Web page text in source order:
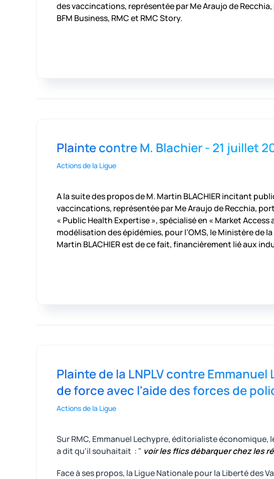
des vaccincations, représentée par Me Araujo de
BFM Business, RMC et RMC Story.
Plainte contre M. Blachier - 21 juillet
Actions de la Ligue
A la suite des propos de M. Martin BLACHIER incitant
vaccincations, représentée par Me Araujo de Recchia,
« Public Health Expertise », spécialisé en « Market
modélisation des épidémies, pour l’OMS, le Ministère
Martin BLACHIER est de ce fait, financièrement lié aux
Plainte de la LNPLV contre
de force avec l'aide des forces de
Actions de la Ligue
Sur RMC, Emmanuel Lechypre, éditorialiste économique,
a dit qu'il souhaitait : " voir les flics débarquer chez les
Face à ses propos, la Ligue Nationale pour la Liberté